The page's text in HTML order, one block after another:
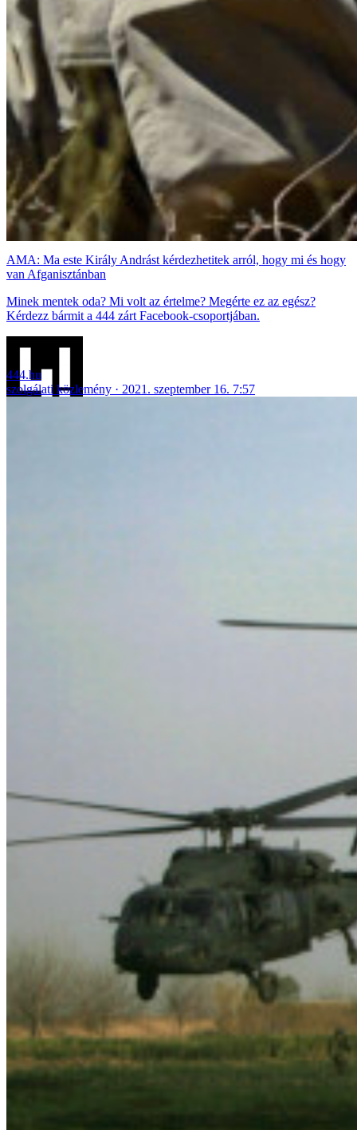
AMA: Ma este Király Andrást kérdezhetitek arról, hogy mi és hogy
van Afganisztánban
Minek mentek oda? Mi volt az értelme? Megérte ez az egész?
Kérdezz bármit a 444 zárt Facebook-csoportjában.
444.hu
szolgálati közlemény
2021. szeptember 16. 7:57